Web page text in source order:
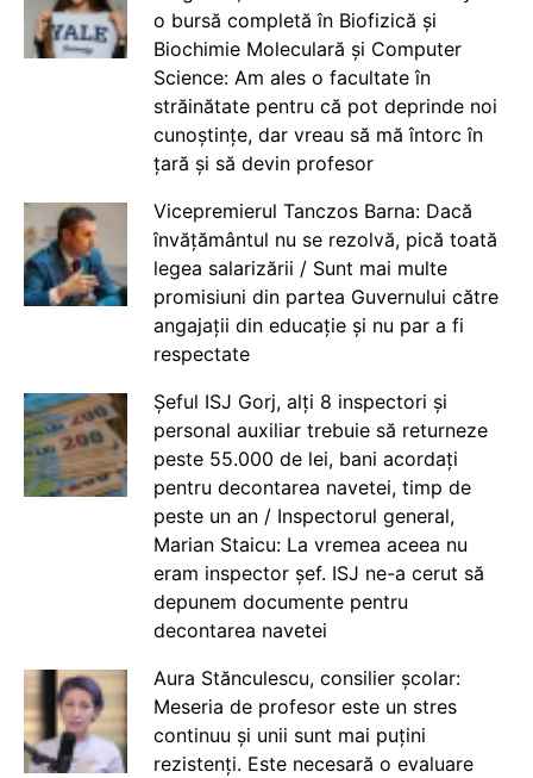
o bursă completă în Biofizică și
Biochimie Moleculară și Computer
Science: Am ales o facultate în
străinătate pentru că pot deprinde noi
cunoștințe, dar vreau să mă întorc în
țară și să devin profesor
Vicepremierul Tanczos Barna: Dacă
învățământul nu se rezolvă, pică toată
legea salarizării / Sunt mai multe
promisiuni din partea Guvernului către
angajații din educație și nu par a fi
respectate
Șeful ISJ Gorj, alți 8 inspectori și
personal auxiliar trebuie să returneze
peste 55.000 de lei, bani acordați
pentru decontarea navetei, timp de
peste un an / Inspectorul general,
Marian Staicu: La vremea aceea nu
eram inspector șef. ISJ ne-a cerut să
depunem documente pentru
decontarea navetei
Aura Stănculescu, consilier școlar:
Meseria de profesor este un stres
continuu și unii sunt mai puțini
rezistenți. Este necesară o evaluare